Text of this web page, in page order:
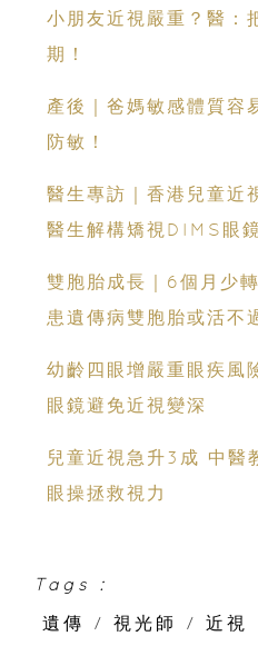
小朋友近視嚴重？醫：
期！
產後｜爸媽敏感體質容
防敏！
醫生專訪｜香港兒童近
醫生解構矯視DIMS眼
雙胞胎成長｜6個月少
患遺傳病雙胞胎或活不
幼齡四眼增嚴重眼疾風險 配戴控制近視隱
眼鏡避免近視變深
兒童近視急升3成 中醫
眼操拯救視力
Tags :
遺傳
/ 視光師 / 近視